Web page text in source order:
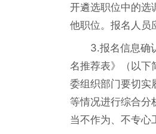
开遴选职位中的选
他职位。报名人员
3.报名信息确
名推荐表》（以下
委组织部门要切实
等情况进行综合分
当不作为、不专心